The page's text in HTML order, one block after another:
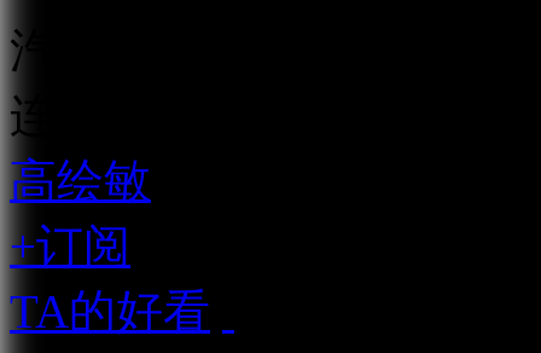
汽车线值得期待！
连续播放
高绘敏
+订阅
TA的好看